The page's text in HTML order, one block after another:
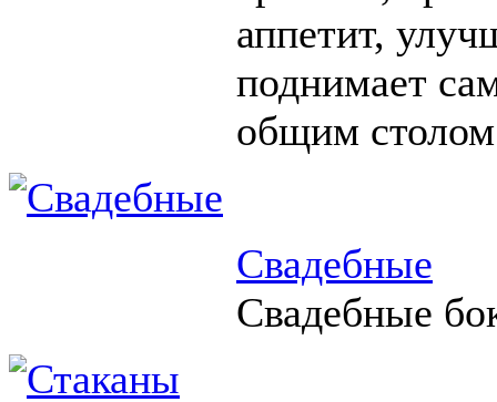
аппетит,
поднимает
общим
Свадебные
Свадебные